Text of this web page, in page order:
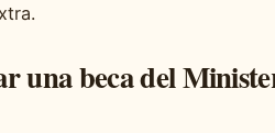
una beca del